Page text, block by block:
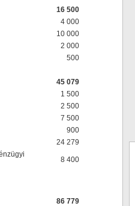
16 500
4 000
10 000
2 000
500
45 079
1 500
2 500
7 500
900
24 279
8 400
86 779